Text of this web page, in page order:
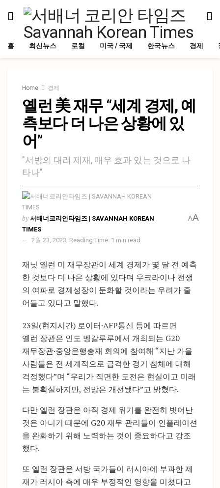
홈 최신뉴스 로컬 미국 / 국제 한국뉴스 경제
Home 경제
옐런 美 재무 “세계 경제, 예
측보다 더 나은 상황에 있
어”
"서방의 대러 제재, 매우 효과 있는 것으로 나
타나"
by 서배너코리안타임즈 | SAVANNAH KOREAN
TIMES
2월 23, 2023 Reading Time: 1 min read
AA
재닛 옐런 미 재무장관이 세계 경제가 몇 달 전 예측
한 것보다 더 나은 상황에 있다며 우크라이나 전쟁
의 여파로 경제성장이 둔화할 것이라는 우려가 줄
어들고 있다고 말했다.
23일(현지시간) 로이터·AFP통신 등에 따르면
옐런 장관은 인도 벵갈루루에서 개최되는 G20
재무장관·중앙은행총재 회의에 참여해 “지난 가을
사람들은 전 세계적으로 급격한 경기 침체에 대해
걱정했다”며 “우리가 직면한 도전은 현실이고 미래
는 불확실하지만, 전망은 개선됐다”고 밝혔다.
다만 옐런 장관은 아직 경제 위기를 완전히 벗어난
것은 아니기 때문에 G20 재무 관리들이 인플레이션
을 완화하기 위해 노력하는 것이 중요하다고 강조
했다.
또 옐런 장관은 서방 국가들이 러시아에 부과한 제
재가 러시아 측에 매우 부정적인 영향을 미쳤다고